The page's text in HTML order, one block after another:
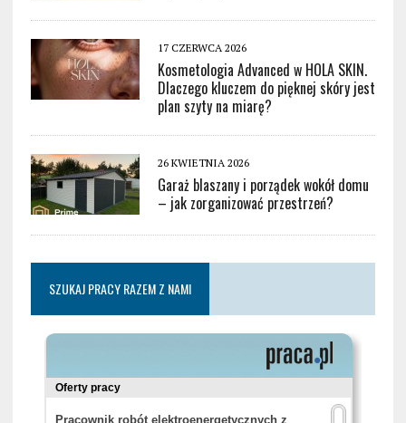
17 CZERWCA 2026
Kosmetologia Advanced w HOLA SKIN.
Dlaczego kluczem do pięknej skóry jest
plan szyty na miarę?
26 KWIETNIA 2026
Garaż blaszany i porządek wokół domu
– jak zorganizować przestrzeń?
SZUKAJ PRACY RAZEM Z NAMI